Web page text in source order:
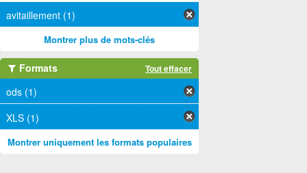
avitaillement (1)
Montrer plus de mots-clés
Formats Tout effacer
ods (1)
XLS (1)
Montrer uniquement les formats populaires